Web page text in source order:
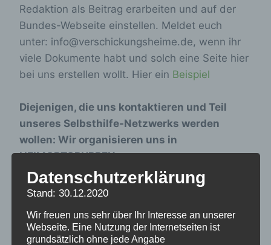
Redaktion als Beitrag erarbeiten und auf der
Bundes-Webseite einstellen. Meldet euch
unter: info@verschickungsheime.de, wenn ihr
viele Dokumente habt und solch eine Seite hier
bei uns erstellen wollt. Hier ein Beispiel
Diejenigen, die uns kontaktieren und Teil
unseres Selbsthilfe-Netzwerks werden
wollen: Wir organisieren uns in
HEIMORTGRUPPEN zum
Erinnerungsaustausch, und sind dann den
Bundesländern zugeordnet.
Gern könnt ihr mit
eine schon bstehende eintreten. Wir schaffen
nicht mehr, auf jeden von euch proaktiv selbst
Datenschutzerklärung
Stand: 30.12.2020
Wir freuen uns sehr über Ihr Interesse an unserer
Webseite. Eine Nutzung der Internetseiten ist
grundsätzlich ohne jede Angabe